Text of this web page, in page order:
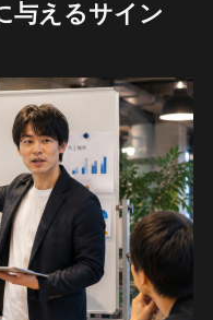
与えるサイン